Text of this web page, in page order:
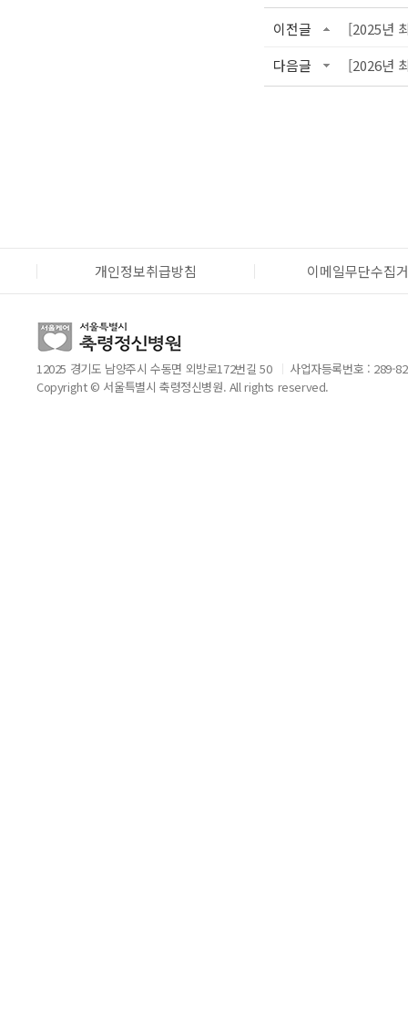
이전글
[2025년
다음글
[2026년
개인정보취급방침 이메일무단수집
12025 경기도 남양주시 수동면 외방로172번길 50
사업자등록번호 : 289-
Copyright © 서울특별시 축령정신병원. All rights reserved.